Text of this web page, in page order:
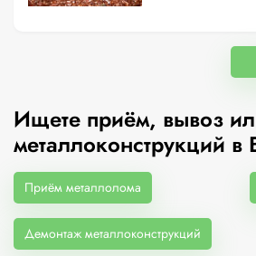
Ищете приём, вывоз
металлоконструкций в
Приём металлолома
Демонтаж металлоконструкций